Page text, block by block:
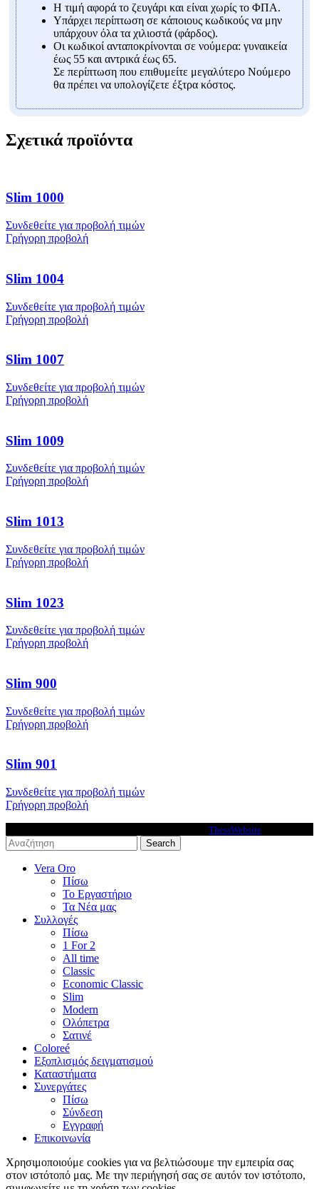
Η τιμή αφορά το ζευγάρι και είναι χωρίς το ΦΠΑ.
Υπάρχει περίπτωση σε κάποιους κωδικούς να μην
υπάρχουν όλα τα χιλιοστά (φάρδος).
Οι κωδικοί ανταποκρίνονται σε νούμερα: γυναικεία
έως 55 και αντρικά έως 65.
Σε περίπτωση που επιθυμείτε μεγαλύτερο Νούμερο
θα πρέπει να υπολογίζετε έξτρα κόστος.
Σχετικά προϊόντα
Slim 1000
Συνδεθείτε για προβολή τιμών
Γρήγορη προβολή
Slim 1004
Συνδεθείτε για προβολή τιμών
Γρήγορη προβολή
Slim 1007
Συνδεθείτε για προβολή τιμών
Γρήγορη προβολή
Slim 1009
Συνδεθείτε για προβολή τιμών
Γρήγορη προβολή
Slim 1013
Συνδεθείτε για προβολή τιμών
Γρήγορη προβολή
Slim 1023
Συνδεθείτε για προβολή τιμών
Γρήγορη προβολή
Slim 900
Συνδεθείτε για προβολή τιμών
Γρήγορη προβολή
Slim 901
Συνδεθείτε για προβολή τιμών
Γρήγορη προβολή
ThessWebsite
Search
Vera Oro
Πίσω
Το Εργαστήριο
Τα Νέα μας
Συλλογές
Πίσω
1 For 2
All time
Classic
Economic Classic
Slim
Modern
Ολόπετρα
Σατινέ
Coloreé
Εξοπλισμός δειγματισμού
Καταστήματα
Συνεργάτες
Πίσω
Σύνδεση
Εγγραφή
Επικοινωνία
Χρησιμοποιούμε cookies για να βελτιώσουμε την εμπειρία σας
στον ιστότοπό μας. Με την περιήγησή σας σε αυτόν τον ιστότοπο,